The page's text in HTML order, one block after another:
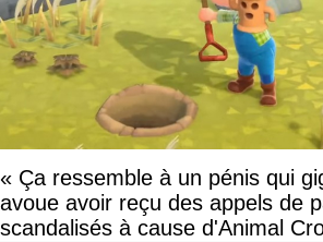
« Ça ressemble à un pénis qui
avoue avoir reçu des appels de
scandalisés à cause d'Animal